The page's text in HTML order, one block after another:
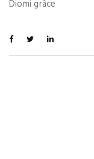
Diomi grâce